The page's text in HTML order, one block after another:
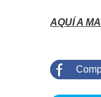
AQUÍ A